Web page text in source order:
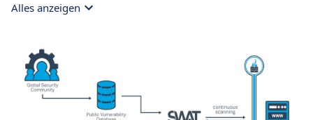
Alles anzeigen